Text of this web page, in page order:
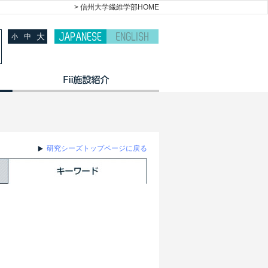
> 信州大学繊維学部HOME
小 中 大
研究シーズトップページに戻る